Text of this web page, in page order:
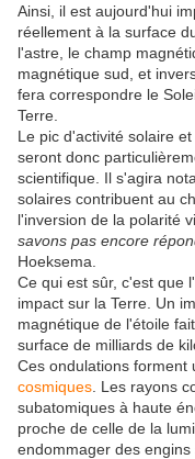
Ainsi, il est aujourd'hui
réellement à la surface
l'astre, le champ
magnétique sud, et
fera correspondre le
Terre.
Le pic d'activité solaire
seront donc
scientifique. Il s'agira
solaires contribuent au
l'inversion de la polarité
savons pas encore
Hoeksema.
Ce qui est sûr, c'est que
impact sur la Terre. Un
magnétique de l'étoile
surface de milliards de
Ces ondulations forment
cosmiques . Les rayons
subatomiques à haute
proche de celle de la
endommager des